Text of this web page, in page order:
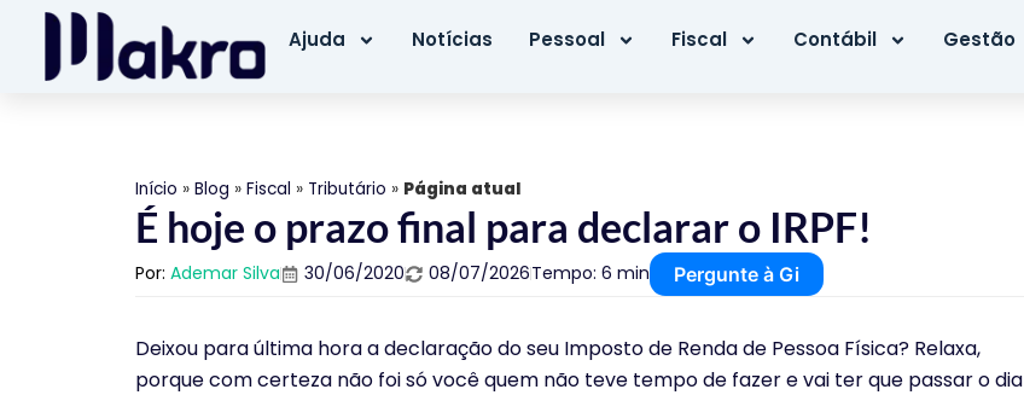
Ajuda Notícias Pessoal Fiscal Contábil Gestão
Início » Blog » Fiscal » Tributário » Página atual
É hoje o prazo final para declarar o IRPF!
Por: Ademar Silva 30/06/2020 08/07/2026Tempo: 6 min Pergunte à Gi
Deixou para última hora a declaração do seu Imposto de Renda de Pessoa Física? Relaxa,
porque com certeza não foi só você quem não teve tempo de fazer e vai ter que passar o dia